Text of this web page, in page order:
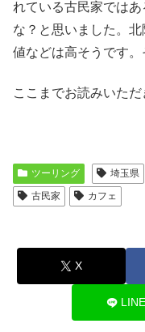
れている古民家では
な？と思いました。
値などは高そうです。
ここまでお読みいた
ツーリング 埼玉県
古民家
カフェ
X
LINE